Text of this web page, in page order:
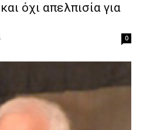
όχι απελπισία για
0